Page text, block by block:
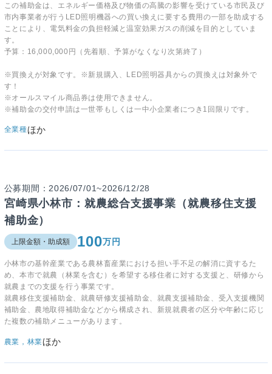
この補助金は、エネルギー価格及び物価の高騰の影響を受けている市民及び
市内事業者が行うLED照明機器への買い換えに要する費用の一部を助成する
ことにより、電気料金の負担軽減と温室効果ガスの削減を目的としていま
す。
予算：16,000,000円（先着順、予算がなくなり次第終了）
※買換えが対象です。※新規購入、LED照明器具からの買換えは対象外で
す！
※オールスマイル商品券は使用できません。
※補助金の交付申請は一世帯もしくは一中小企業者につき1回限りです。
全業種ほか
公募期間：2026/07/01~2026/12/28
宮崎県小林市：就農総合支援事業（就農移住支援
補助金）
上限金額・助成額 100万円
小林市の基幹産業である農林畜産業における担い手不足の解消に資するた
め、本市で就農（林業を含む）を希望する移住者に対する支援と、研修から
就農までの支援を行う事業です。
就農移住支援補助金、就農研修支援補助金、就農支援補助金、受入支援機関
補助金、農地取得補助金などから構成され、新規就農者の区分や年齢に応じ
た複数の補助メニューがあります。
農業，林業ほか